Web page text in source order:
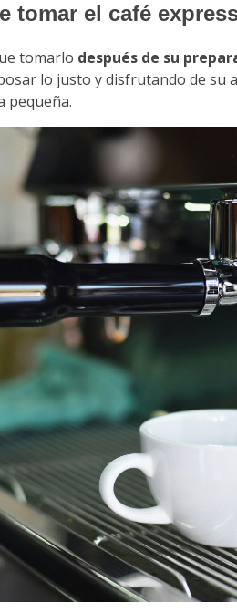
tomar el café
tomarlo después de su
lo justo y disfrutando de su
pequeña.